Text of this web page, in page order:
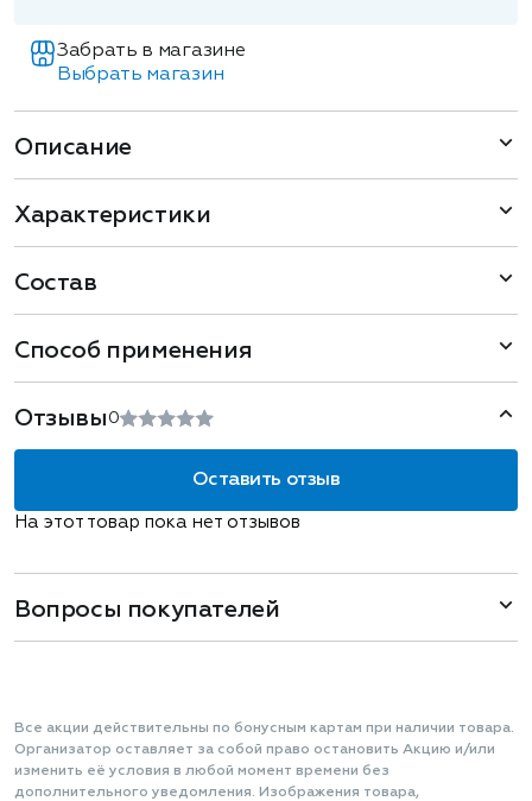
Забрать в магазине
Выбрать магазин
Описание
Характеристики
Состав
Способ применения
Отзывы 0
Оставить отзыв
На этот товар пока нет отзывов
Вопросы покупателей
Все акции действительны по бонусным картам при наличии товара.
Организатор оставляет за собой право остановить Акцию и/или
изменить её условия в любой момент времени без
дополнительного уведомления. Изображения товара,